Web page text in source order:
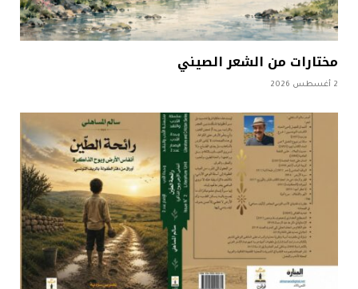
مختارات من الشعر الصيني
2 أغسطس 2026